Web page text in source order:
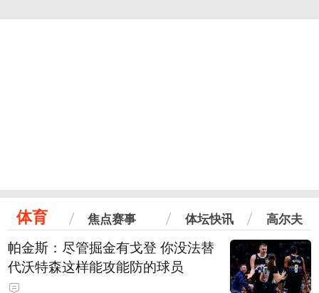
体育 焦点赛事 体坛快讯 高尔夫
帕金斯：尽管掘金有戈登 你没法替
代沃特森这样能攻能防的球员